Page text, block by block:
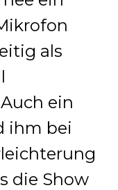
als
ein
ihm bei
die Show